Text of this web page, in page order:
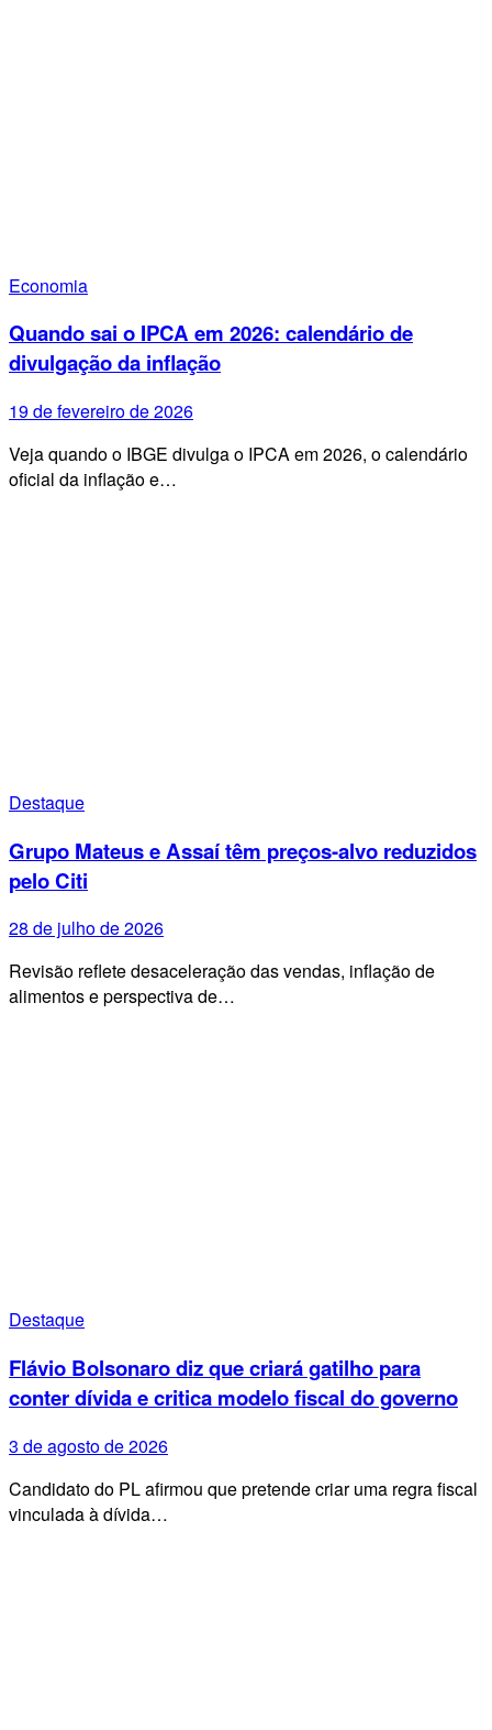
Economia
Quando sai o IPCA em 2026: calendário de
divulgação da inflação
19 de fevereiro de 2026
Veja quando o IBGE divulga o IPCA em 2026, o calendário
oficial da inflação e…
Destaque
Grupo Mateus e Assaí têm preços-alvo reduzidos
pelo Citi
28 de julho de 2026
Revisão reflete desaceleração das vendas, inflação de
alimentos e perspectiva de…
Destaque
Flávio Bolsonaro diz que criará gatilho para
conter dívida e critica modelo fiscal do governo
3 de agosto de 2026
Candidato do PL afirmou que pretende criar uma regra fiscal
vinculada à dívida…